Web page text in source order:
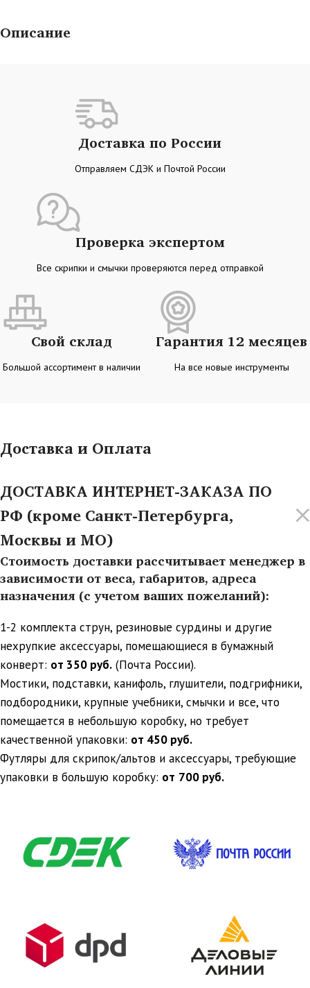
Описание
Доставка по России
Отправляем СДЭК и Почтой России
Проверка экспертом
Все скрипки и смычки проверяются перед отправкой
Свой склад
Большой ассортимент в наличии
Гарантия 12 месяцев
На все новые инструменты
Доставка и Оплата
ДОСТАВКА ИНТЕРНЕТ-ЗАКАЗА ПО
РФ (кроме Санкт-Петербурга,
Москвы и МО)
Стоимость доставки рассчитывает менеджер в
зависимости от веса, габаритов, адреса
назначения (с учетом ваших пожеланий):
1-2 комплекта струн, резиновые сурдины и другие
нехрупкие аксессуары, помещающиеся в бумажный
конверт: от 350 руб. (Почта России).
Мостики, подставки, канифоль, глушители, подгрифники,
подбородники, крупные учебники, смычки и все, что
помещается в небольшую коробку, но требует
качественной упаковки: от 450 руб.
Футляры для скрипок/альтов и аксессуары, требующие
упаковки в большую коробку: от 700 руб.